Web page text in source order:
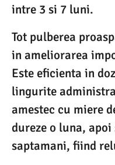
intre 3 si 7 luni.
Tot pulberea
in ameliorarea
Este eficienta in
lingurite
amestec cu miere
dureze o luna, apoi
saptamani, fiind